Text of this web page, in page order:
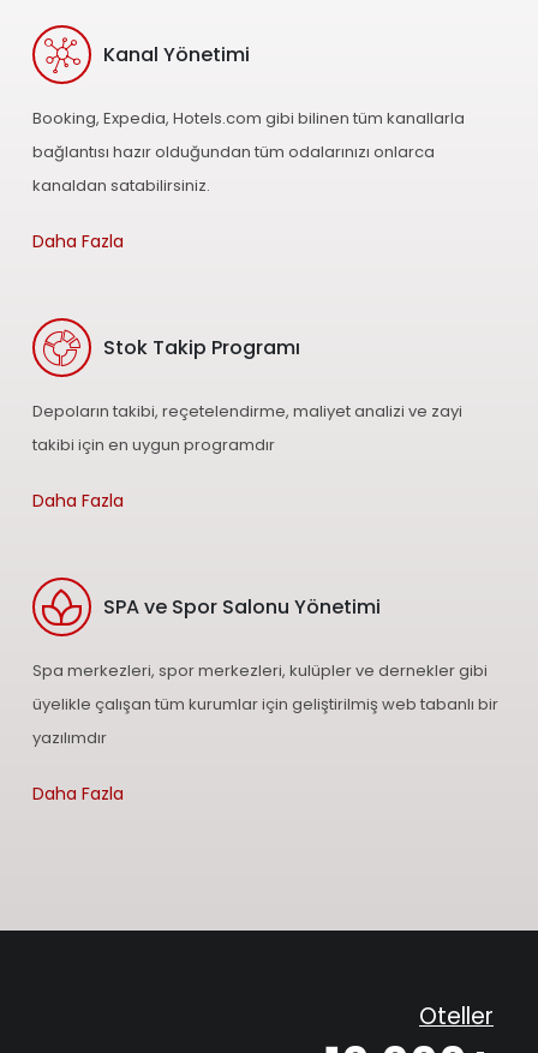
Kanal Yönetimi
Booking, Expedia, Hotels.com gibi bilinen tüm kanallarla
bağlantısı hazır olduğundan tüm odalarınızı onlarca
kanaldan satabilirsiniz.
Daha Fazla
Stok Takip Programı
Depoların takibi, reçetelendirme, maliyet analizi ve zayi
takibi için en uygun programdır
Daha Fazla
SPA ve Spor Salonu Yönetimi
Spa merkezleri, spor merkezleri, kulüpler ve dernekler gibi
üyelikle çalışan tüm kurumlar için geliştirilmiş web tabanlı bir
yazılımdır
Daha Fazla
Oteller